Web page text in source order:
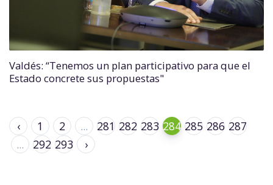
Valdés: “Tenemos un plan participativo para que el
Estado concrete sus propuestas"
‹ 1 2 ... 281 282 283 284 285 286 287
...
292 293 ›